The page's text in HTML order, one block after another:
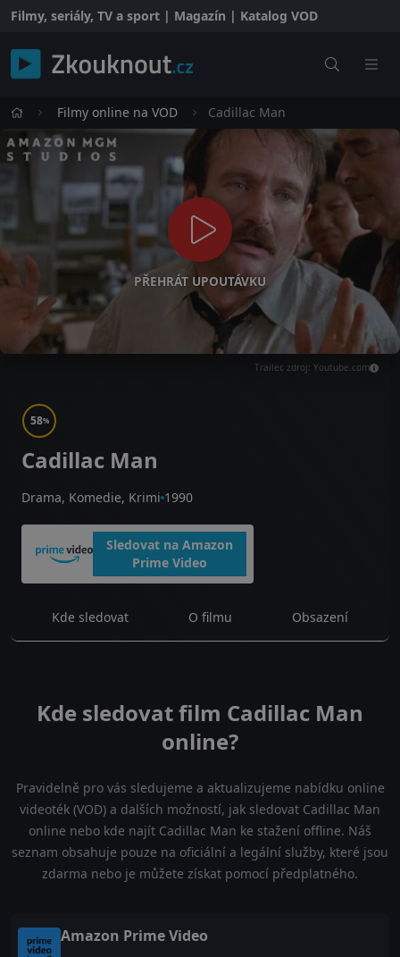
Filmy, seriály, TV a sport | Magazín | Katalog VOD
Filmy online na VOD Cadillac Man
PŘEHRÁT UPOUTÁVKU
Trailer, zdroj: Youtube.com
58%
Cadillac Man
Drama, Komedie, Krimi 1990
Sledovat na Amazon
Prime Video
Kde sledovat O filmu Obsazení
Kde sledovat film Cadillac Man
online?
Pravidelně pro vás sledujeme a aktualizujeme nabídku online
videoték (VOD) a dalších možností, jak sledovat Cadillac Man
online nebo kde najít Cadillac Man ke stažení offline. Náš
seznam obsahuje pouze na oficiální a legální služby, které jsou
zdarma nebo je můžete získat pomocí předplatného.
Amazon Prime Video